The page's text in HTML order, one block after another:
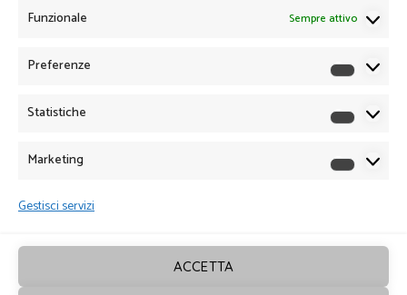
Funzionale
Sempre attivo
Preferenze
Statistiche
Marketing
Gestisci servizi
ACCETTA